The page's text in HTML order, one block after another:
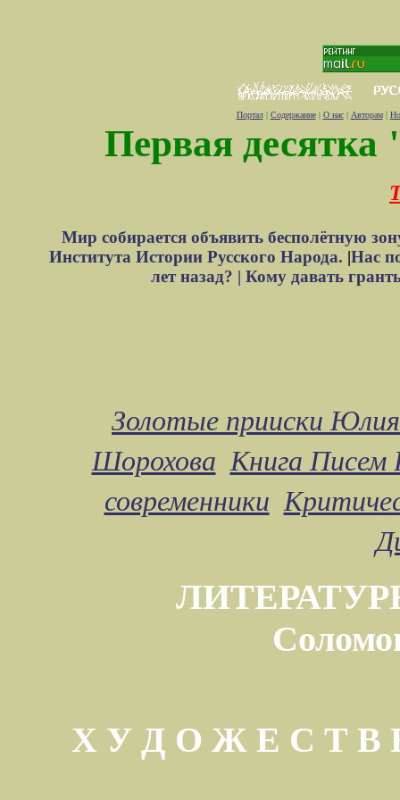
Портал| Содержание| О нас| Авторам|
Первая десятка
Мир собирается объявить бесполётную
Института Истории Русского Народа. |Нас
лет назад? | Кому давать
Золотые прииски
Шорохова Книга Писем
современники
Х У Д О Ж Е С Т